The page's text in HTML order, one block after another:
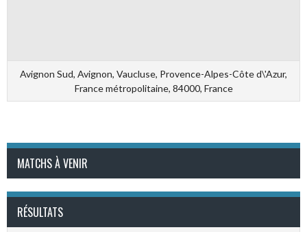
Avignon Sud, Avignon, Vaucluse, Provence-Alpes-Côte d\'Azur,
France métropolitaine, 84000, France
MATCHS À VENIR
RÉSULTATS